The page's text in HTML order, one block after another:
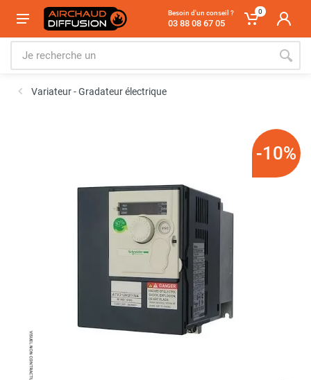
Besoin d'un conseil ?
03 88 08 67 05
0
Variateur - Gradateur électrique
-10%